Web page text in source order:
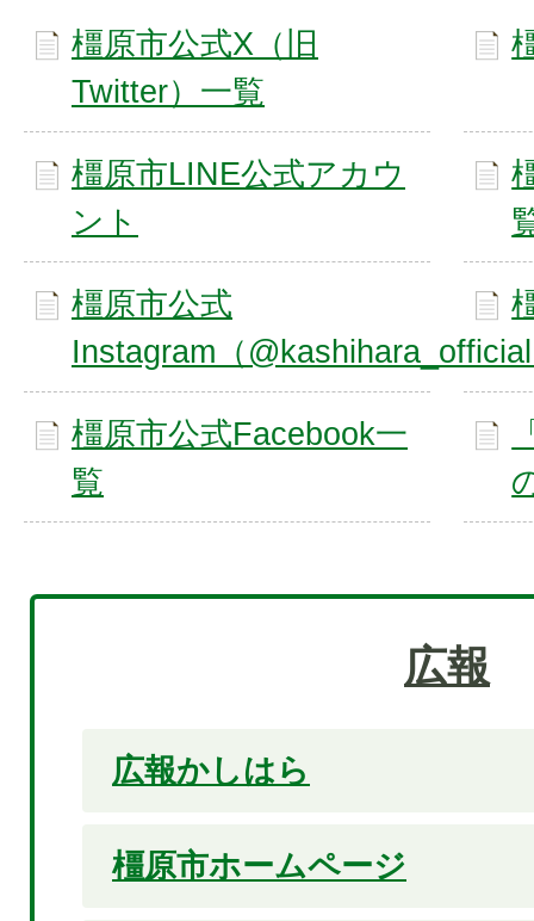
橿原市公式X（旧
Twitter）一覧
橿原市LINE公式アカウ
ント
橿原市公式
Instagram（
橿原市公式Facebook一
覧
広報
広報かしはら
橿原市ホームページ